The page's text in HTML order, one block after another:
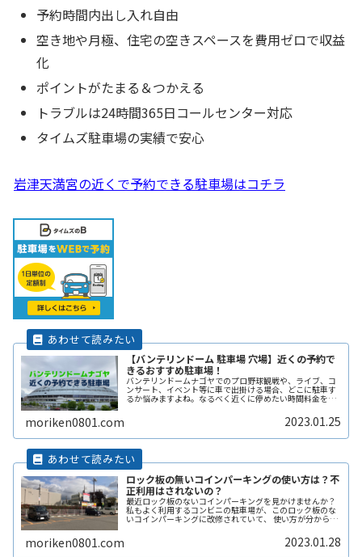
予約時間内出し入れ自由
空き地や月極、住宅の空きスペースを費用ゼロで収益
化
ポイントがたまる＆つかえる
トラブルは24時間365日コールセンター対応
タイムズ駐車場の実績で安心
岩津天満宮の近くで予約できる駐車場はコチラ
【バンテリンドーム 駐車場 穴場】近くの予約で
きるおすすめ駐車場！
バンテリンドームナゴヤでのプロ野球観戦や、ライブ、コ
ンサート、イベント等に車で出掛ける場合、どこに駐車す
るか悩みますよね。なるべく近くに停めたい時間料金を気
たくない自由に入出庫がしたい帰りReadMore...
moriken0801.com 2023.01.25
ロック板の無いコインパーキングの使い方は？不
正利用はされないの？
最近ロック板のないコインパーキングを見かけませんか？
私もよく利用するコンビニの駐車場が、このロック板のな
いコインパーキングに改修されていて、 使い方が分からず
敬遠してしまった経験があります。 そこで、ここではロッ
ク板のないコインパーキングの使い方や、ロック板がない
と不正に使われないの？などその辺りも含めて解説しま
moriken0801.com 2023.01.28